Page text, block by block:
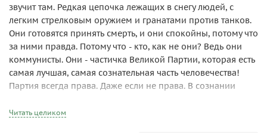
звучит там. Редкая цепочка лежащих в снегу людей, с
легким стрелковым оружием и гранатами против танков.
Они готовятся принять смерть, и они спокойны, потому что
за ними правда. Потому что - кто, как не они? Ведь они
коммунисты. Они - частичка Великой Партии, которая есть
самая лучшая, самая сознательная часть человечества!
Партия всегда права. Даже если не права. В сознании
"Партия" - понятия тождественные. Недаром слово
Читать целиком